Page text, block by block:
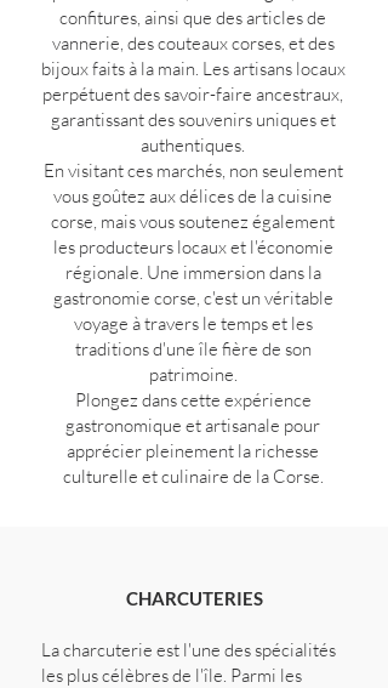
confitures, ainsi que des articles de
vannerie, des couteaux corses, et des
bijoux faits à la main. Les artisans locaux
perpétuent des savoir-faire ancestraux,
garantissant des souvenirs uniques et
authentiques.
En visitant ces marchés, non seulement
vous goûtez aux délices de la cuisine
corse, mais vous soutenez également
les producteurs locaux et l'économie
régionale. Une immersion dans la
gastronomie corse, c'est un véritable
voyage à travers le temps et les
traditions d'une île fière de son
patrimoine.
Plongez dans cette expérience
gastronomique et artisanale pour
apprécier pleinement la richesse
culturelle et culinaire de la Corse.
CHARCUTERIES
La charcuterie est l'une des spécialités
les plus célèbres de l'île. Parmi les